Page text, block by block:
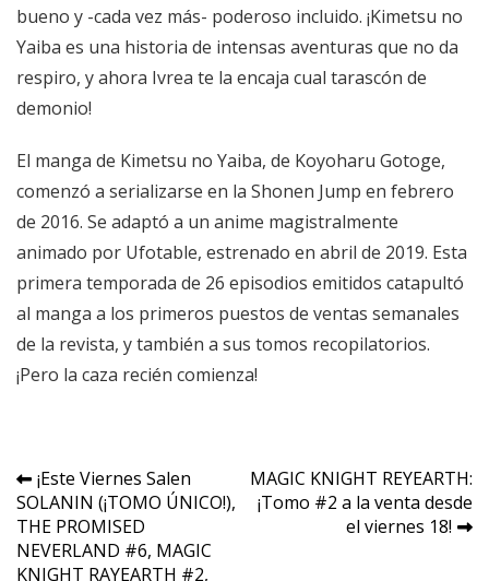
bueno y -cada vez más- poderoso incluido. ¡Kimetsu no
Yaiba es una historia de intensas aventuras que no da
respiro, y ahora Ivrea te la encaja cual tarascón de
demonio!
El manga de Kimetsu no Yaiba, de Koyoharu Gotoge,
comenzó a serializarse en la Shonen Jump en febrero
de 2016. Se adaptó a un anime magistralmente
animado por Ufotable, estrenado en abril de 2019. Esta
primera temporada de 26 episodios emitidos catapultó
al manga a los primeros puestos de ventas semanales
de la revista, y también a sus tomos recopilatorios.
¡Pero la caza recién comienza!
Navegación
de
entradas
¡Este Viernes Salen
SOLANIN (¡TOMO ÚNICO!),
THE PROMISED
NEVERLAND #6, MAGIC
KNIGHT RAYEARTH #2,
MAGIC KNIGHT REYEARTH:
¡Tomo #2 a la venta desde
el viernes 18!